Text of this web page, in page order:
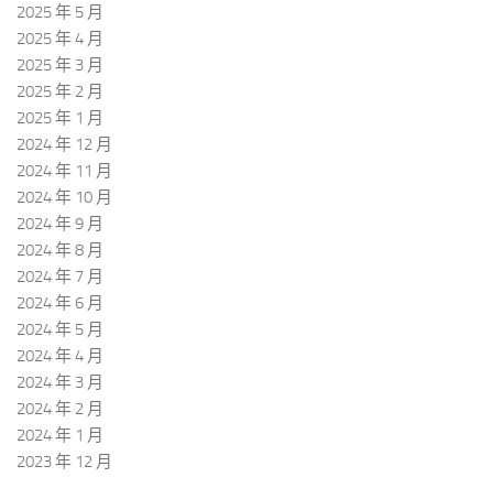
2025 年 5 月
2025 年 4 月
2025 年 3 月
2025 年 2 月
2025 年 1 月
2024 年 12 月
2024 年 11 月
2024 年 10 月
2024 年 9 月
2024 年 8 月
2024 年 7 月
2024 年 6 月
2024 年 5 月
2024 年 4 月
2024 年 3 月
2024 年 2 月
2024 年 1 月
2023 年 12 月